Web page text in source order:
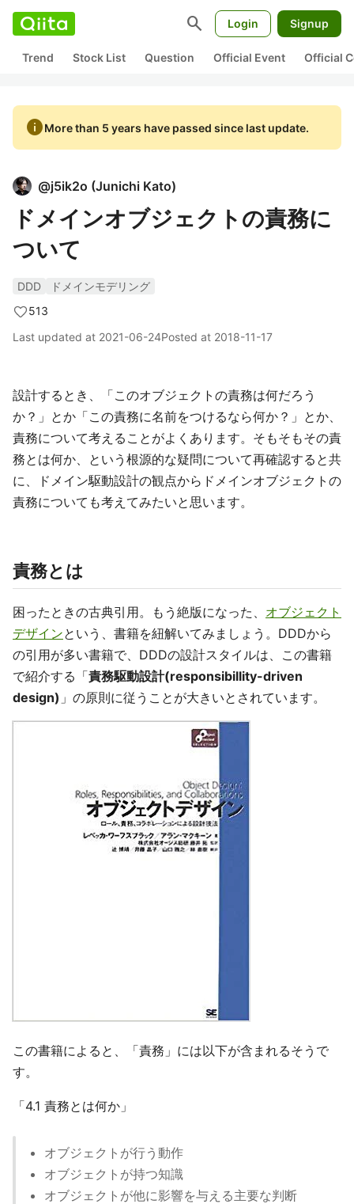
search Login Signup
Trend Stock List Question Official Event Official
infoMore than 5 years have passed since last update.
@j5ik2o (Junichi Kato)
ドメインオブジェクトの責務に
ついて
DDD
ドメインモデリング
513
Last updated at 2021-06-24Posted at 2018-11-17
設計するとき、「このオブジェクトの責務は何だろう
か？」とか「この責務に名前をつけるなら何か？」とか、
責務について考えることがよくあります。そもそもその責
務とは何か、という根源的な疑問について再確認すると共
に、ドメイン駆動設計の観点からドメインオブジェクトの
責務についても考えてみたいと思います。
責務とは
困ったときの古典引用。もう絶版になった、 オブジェクト
デザインという、書籍を紐解いてみましょう。DDDから
の引用が多い書籍で、DDDの設計スタイルは、この書籍
で紹介する「責務駆動設計(responsibillity-driven
design) 」の原則に従うことが大きいとされています。
この書籍によると、「責務」には以下が含まれるそうで
す。
「4.1 責務とは何か」
オブジェクトが行う動作
オブジェクトが持つ知識
オブジェクトが他に影響を与える主要な判断